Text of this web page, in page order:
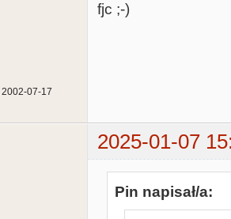
2002-07-17
fjc ;-)
2025-01-07
Pin napisał/a: